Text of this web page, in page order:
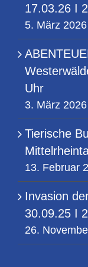
17.03.26 I
5. März 2026
Uhr
3. März 2026
Tierische
13. Februar
Invasion
30.09.25 I
26.